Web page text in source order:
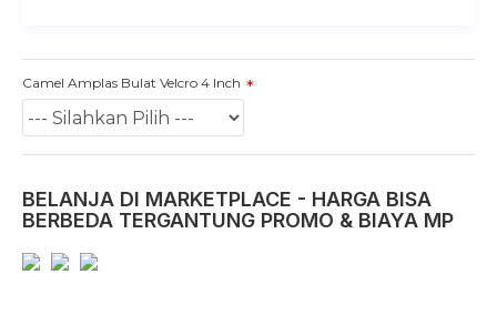
Camel Amplas Bulat Velcro 4 Inch
BELANJA DI MARKETPLACE - HARGA BISA
BERBEDA TERGANTUNG PROMO & BIAYA MP